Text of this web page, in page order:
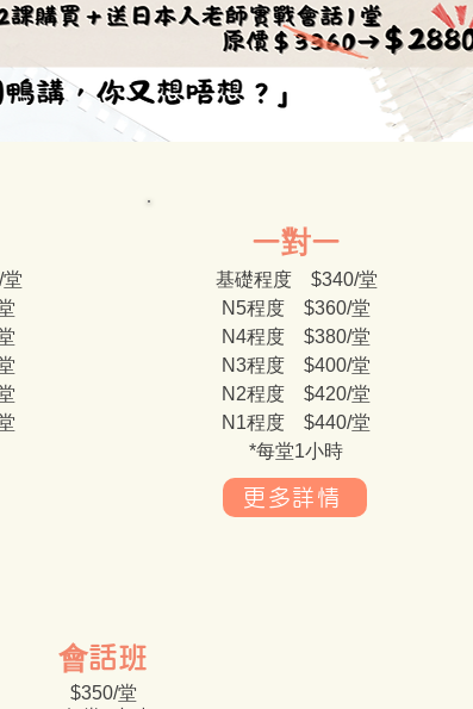
一對一
基礎程度 $340/堂
N5程度 $360/堂
N4程度 $380/堂
N3程度 $400/堂
N2程度 $420/堂
N1程度​ $440/堂
*每堂1小時​
更多詳情
會話班
$350/堂